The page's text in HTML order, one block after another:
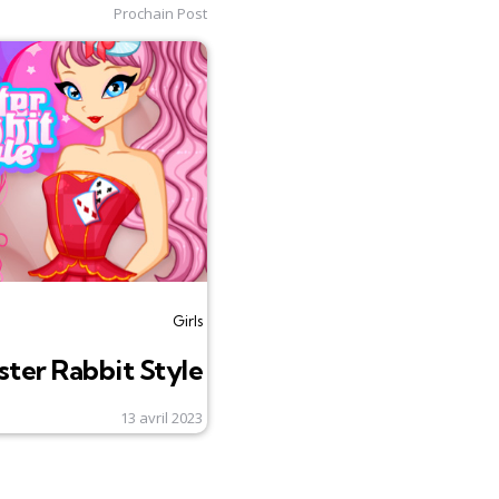
Prochain Post
Girls
Rabbit Style
13 avril 2023